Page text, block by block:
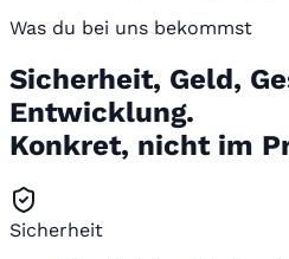
Was du bei uns bekommst
Sicherheit, Geld,
Entwicklung.
Konkret, nicht im
Sicherheit